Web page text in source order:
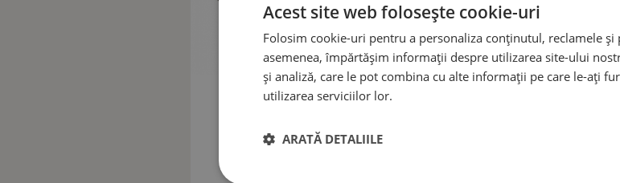
Acest site web folosește cookie-uri
Folosim cookie-uri pentru a personaliza conținutul, reclamele și
asemenea, împărtășim informații despre utilizarea site-ului
și analiză, care le pot combina cu alte informații pe care le-ați
utilizarea serviciilor lor.
ARATĂ DETALIILE